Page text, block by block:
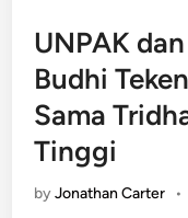
UNPAK
Budhi
Sama
Tinggi
byJonathan Carter •